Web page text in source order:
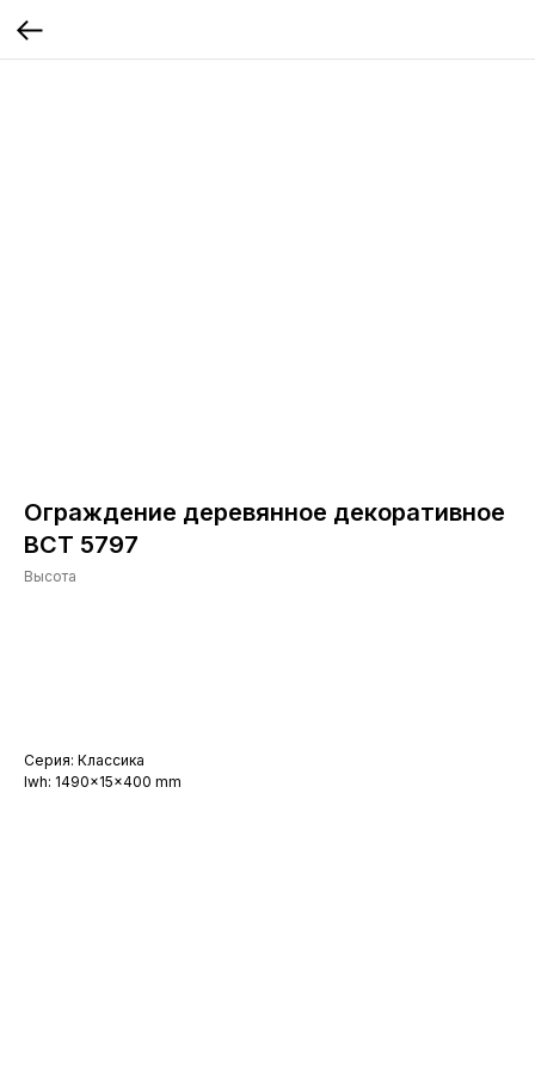
Ограждение деревянное декоративное
ВСТ 5797
Высота
Серия: Классика
lwh: 1490x15x400 mm